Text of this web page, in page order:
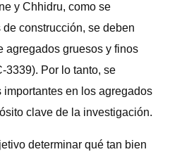
y Chhidru, como se
construcción, se deben
agregados gruesos y finos
3339). Por lo tanto, se
en los agregados
clave de la investigación.
determinar qué tan bien